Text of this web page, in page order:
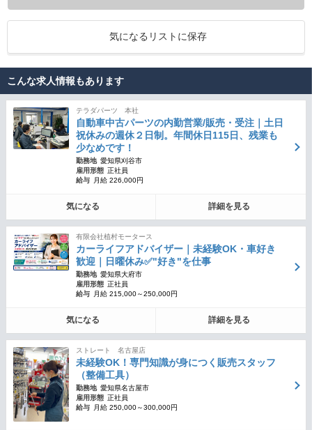
気になるリストに保存
こんな求人情報もあります
テラダパーツ 本社
自動車中古パーツの内勤営業/販売・受注｜土日
祝休みの週休２日制。年間休日115日、残業も
少なめです！
勤務地 愛知県刈谷市
雇用形態 正社員
給与
月給 226,000円
気になる 詳細を見る
有限会社植村モータース
カーライフアドバイザー｜未経験OK・車好き
歓迎｜日曜休み✅"好き"を仕事
勤務地 愛知県大府市
雇用形態 正社員
給与
月給 215,000～250,000円
気になる 詳細を見る
ストレート 名古屋店
未経験OK！専門知識が身につく販売スタッフ
（整備工具）
勤務地 愛知県名古屋市
雇用形態 正社員
給与
月給 250,000～300,000円